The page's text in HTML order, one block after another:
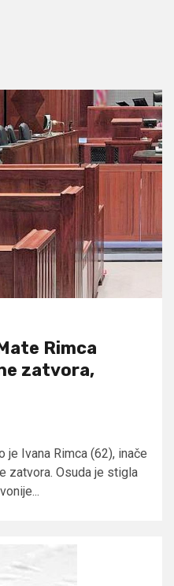
Rimca
zatvora,
Ivana Rimca (62), inače
zatvora. Osuda je stigla